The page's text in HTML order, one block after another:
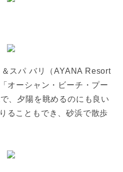
スパ バリ（AYANA Resort
オーシャン・ビーチ・プー
、夕陽を眺めるのにも良い
ることもでき、砂浜で散歩